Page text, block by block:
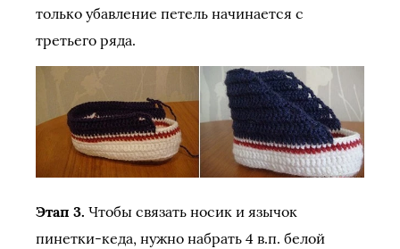
только убавление петель начинается с
третьего ряда.
Этап 3. Чтобы связать носик и язычок
пинетки-кеда, нужно набрать 4 в.п. белой